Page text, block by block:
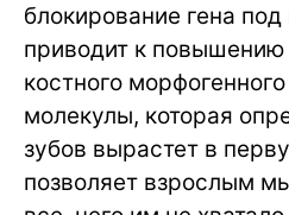
блокирование гена
приводит к повышению
костного
молекулы, которая
зубов вырастет в
позволяет взрослым